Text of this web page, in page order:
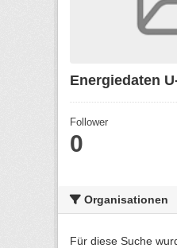
Energiedaten
Follower
0
Organisationen
Für diese Suche